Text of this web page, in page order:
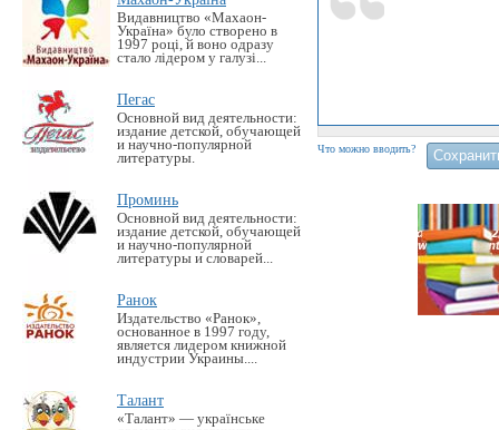
Видавництво «Махаон-
Україна» було створено в
1997 році, й воно одразу
стало лідером у галузі...
Пегас
Основной вид деятельности:
издание детской, обучающей
и научно-популярной
литературы.
Проминь
Основной вид деятельности:
издание детской, обучающей
и научно-популярной
литературы и словарей...
Ранок
Издательство «Ранок»,
основанное в 1997 году,
является лидером книжной
индустрии Украины....
Талант
«Талант» — українське
Что можно вводить?